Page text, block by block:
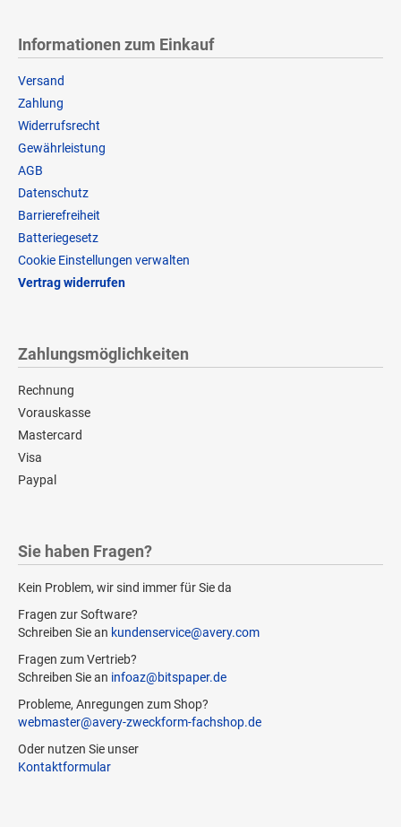
Informationen zum Einkauf
Versand
Zahlung
Widerrufsrecht
Gewährleistung
AGB
Datenschutz
Barrierefreiheit
Batteriegesetz
Cookie Einstellungen verwalten
Vertrag widerrufen
Zahlungsmöglichkeiten
Rechnung
Vorauskasse
Mastercard
Visa
Paypal
Sie haben Fragen?
Kein Problem, wir sind immer für Sie da
Fragen zur Software?
Schreiben Sie an kundenservice@avery.com
Fragen zum Vertrieb?
Schreiben Sie an infoaz@bitspaper.de
Probleme, Anregungen zum Shop?
webmaster@avery-zweckform-fachshop.de
Oder nutzen Sie unser
Kontaktformular